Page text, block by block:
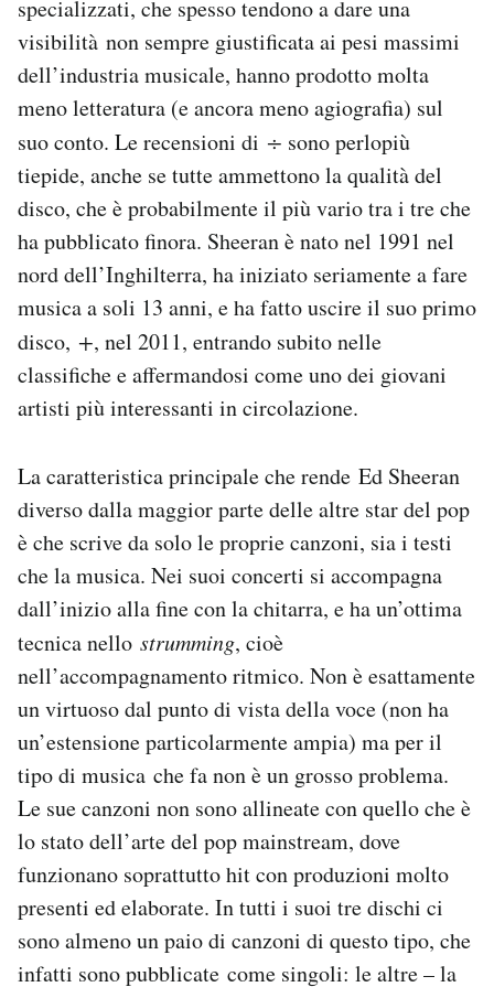
specializzati, che spesso tendono a dare una
visibilità non sempre giustificata ai pesi massimi
dell’industria musicale, hanno prodotto molta
meno letteratura (e ancora meno agiografia) sul
suo conto. Le recensioni di ÷ sono perlopiù
tiepide, anche se tutte ammettono la qualità del
disco, che è probabilmente il più vario tra i tre che
ha pubblicato finora. Sheeran è nato nel 1991 nel
nord dell’Inghilterra, ha iniziato seriamente a fare
musica a soli 13 anni, e ha fatto uscire il suo primo
disco, +, nel 2011, entrando subito nelle
classifiche e affermandosi come uno dei giovani
artisti più interessanti in circolazione.
La caratteristica principale che rende Ed Sheeran
diverso dalla maggior parte delle altre star del pop
è che scrive da solo le proprie canzoni, sia i testi
che la musica. Nei suoi concerti si accompagna
dall’inizio alla fine con la chitarra, e ha un’ottima
tecnica nello strumming, cioè
nell’accompagnamento ritmico. Non è esattamente
un virtuoso dal punto di vista della voce (non ha
un’estensione particolarmente ampia) ma per il
tipo di musica che fa non è un grosso problema.
Le sue canzoni non sono allineate con quello che è
lo stato dell’arte del pop mainstream, dove
funzionano soprattutto hit con produzioni molto
presenti ed elaborate. In tutti i suoi tre dischi ci
sono almeno un paio di canzoni di questo tipo, che
infatti sono pubblicate come singoli: le altre – la